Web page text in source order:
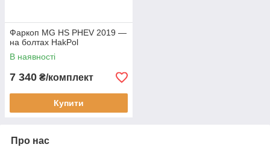
Фаркоп MG HS PHEV 2019 —
на болтах HakPol
В наявності
7 340 ₴/комплект
Купити
Про нас